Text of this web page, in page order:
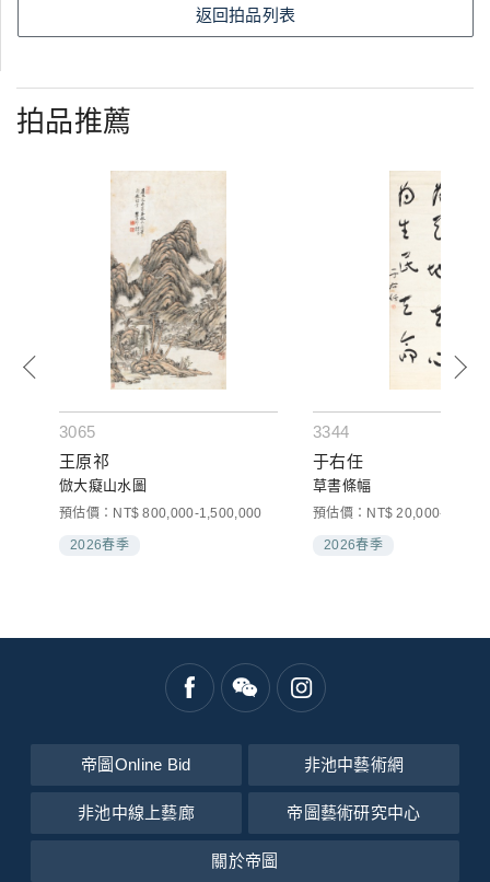
返回拍品列表
拍品推薦
3065
王原祁
倣大癡山水圖
預估價：NT$ 800,000-1,500,000
2026春季
3344
于右任
草書條幅
預估價：NT$ 20,000-30,000
2026春季
帝圖Online Bid 非池中藝術網
非池中線上藝廊 帝圖藝術研究中心
關於帝圖